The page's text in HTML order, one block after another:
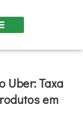
Uber: Taxa
em